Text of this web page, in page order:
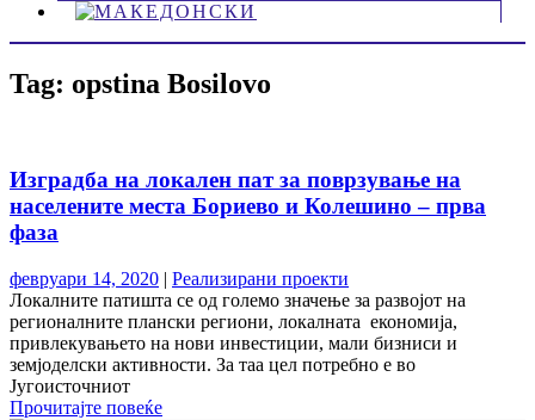
Tag: opstina Bosilovo
Изградба на локален пат за поврзување на
населените места Бориево и Колешино – прва
фаза
февруари 14, 2020 | Реализирани проекти
Локалните патишта се од големо значење за развојот на
регионалните плански региони, локалната економија,
привлекувањето на нови инвестиции, мали бизниси и
земјоделски активности. За таа цел потребно е во
Југоисточниот
Прочитајте повеќе